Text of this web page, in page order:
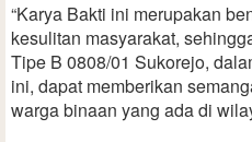
“Karya Bakti ini merupakan
kesulitan masyarakat,
Tipe B 0808/01 Sukorejo,
ini, dapat memberikan
warga binaan yang ada di